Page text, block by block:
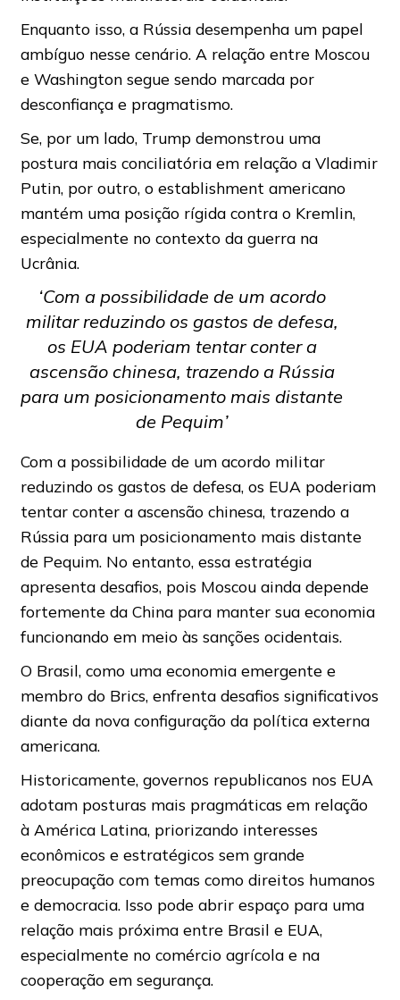
Enquanto isso, a Rússia desempenha um papel
ambíguo nesse cenário. A relação entre Moscou
e Washington segue sendo marcada por
desconfiança e pragmatismo.
Se, por um lado, Trump demonstrou uma
postura mais conciliatória em relação a Vladimir
Putin, por outro, o establishment americano
mantém uma posição rígida contra o Kremlin,
especialmente no contexto da guerra na
Ucrânia.
‘Com a possibilidade de um acordo
militar reduzindo os gastos de defesa,
os EUA poderiam tentar conter a
ascensão chinesa, trazendo a Rússia
para um posicionamento mais distante
de Pequim’
Com a possibilidade de um acordo militar
reduzindo os gastos de defesa, os EUA poderiam
tentar conter a ascensão chinesa, trazendo a
Rússia para um posicionamento mais distante
de Pequim. No entanto, essa estratégia
apresenta desafios, pois Moscou ainda depende
fortemente da China para manter sua economia
funcionando em meio às sanções ocidentais.
O Brasil, como uma economia emergente e
membro do Brics, enfrenta desafios significativos
diante da nova configuração da política externa
americana.
Historicamente, governos republicanos nos EUA
adotam posturas mais pragmáticas em relação
à América Latina, priorizando interesses
econômicos e estratégicos sem grande
preocupação com temas como direitos humanos
e democracia. Isso pode abrir espaço para uma
relação mais próxima entre Brasil e EUA,
especialmente no comércio agrícola e na
cooperação em segurança.